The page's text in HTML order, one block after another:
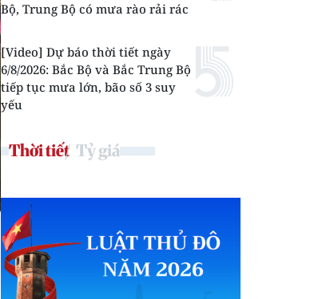
Bộ, Trung Bộ có mưa rào rải rác
[Video] Dự báo thời tiết ngày
6/8/2026: Bắc Bộ và Bắc Trung Bộ
tiếp tục mưa lớn, bão số 3 suy
yếu
Thời tiết Tỷ giá